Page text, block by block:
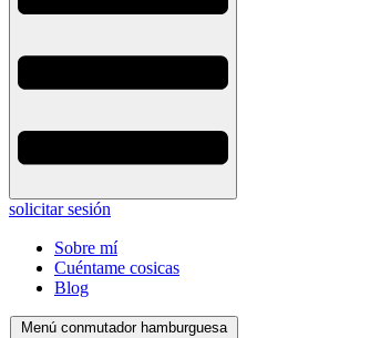
solicitar sesión
Sobre mí
Cuéntame cosicas
Blog
Menú conmutador hamburguesa